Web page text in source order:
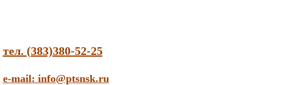
тел. (383)380-52-25
e-mail: info@ptsnsk.ru